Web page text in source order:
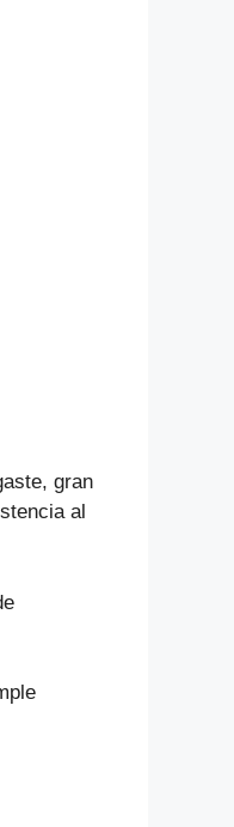
gran
al